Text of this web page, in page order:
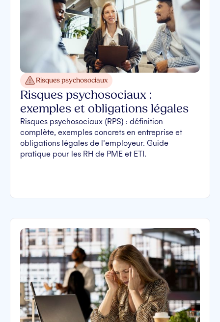
Risques psychosociaux
Risques psychosociaux :
exemples et obligations légales
Risques psychosociaux (RPS) : définition
complète, exemples concrets en entreprise et
obligations légales de l'employeur. Guide
pratique pour les RH de PME et ETI.